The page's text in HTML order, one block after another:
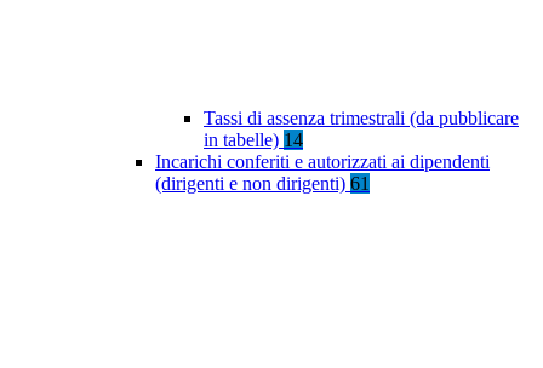
Tassi di assenza trimestrali (da pubblicare
in tabelle) 14
Incarichi conferiti e autorizzati ai dipendenti
(dirigenti e non dirigenti) 61